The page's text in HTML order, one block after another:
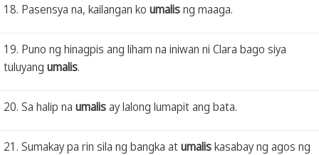
18. Pasensya na, kailangan ko umalisng maaga.
19. Puno ng hinagpis ang liham na iniwan ni Clara bago siya
tuluyang umalis.
20. Sa halip na umalisay lalong lumapit ang bata.
21. Sumakay pa rin sila ng bangka atumaliskasabay ng agos ng